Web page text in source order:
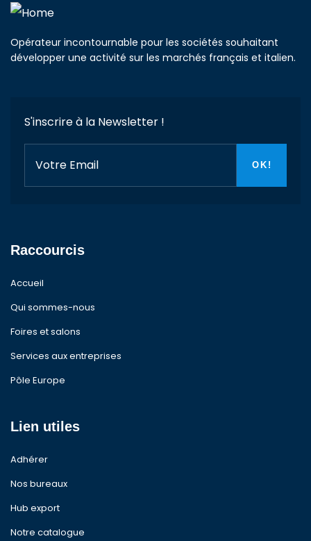
Opérateur incontournable pour les sociétés souhaitant
développer une activité sur les marchés français et italien.
S'inscrire à la Newsletter !
Raccourcis
Accueil
Qui sommes-nous
Foires et salons
Services aux entreprises
Pôle Europe
Lien utiles
Adhérer
Nos bureaux
Hub export
Notre catalogue